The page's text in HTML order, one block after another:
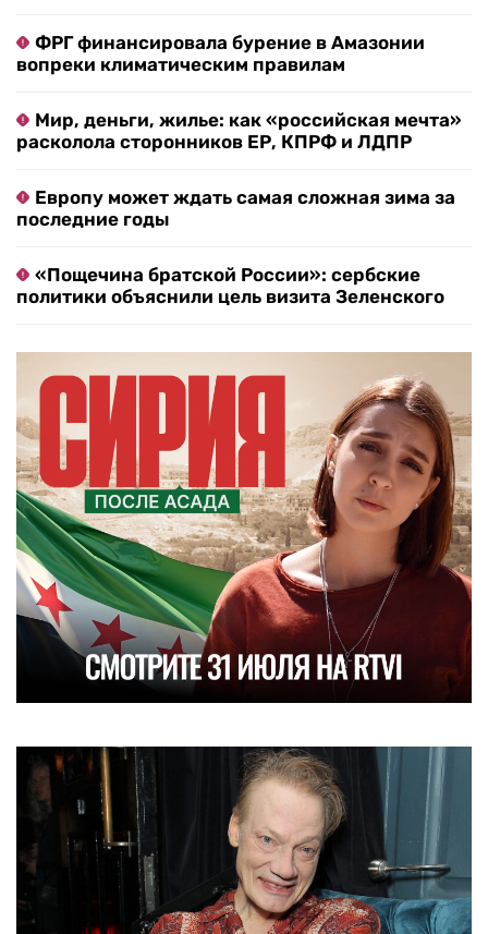
ФРГ финансировала бурение в Амазонии
вопреки климатическим правилам
Мир, деньги, жилье: как «российская мечта»
расколола сторонников ЕР, КПРФ и ЛДПР
Европу может ждать самая сложная зима за
последние годы
«Пощечина братской России»: сербские
политики объяснили цель визита Зеленского